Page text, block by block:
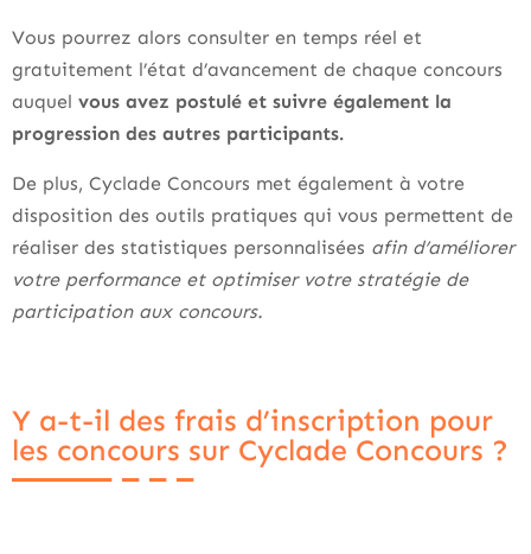
Vous pourrez alors consulter en temps réel et
gratuitement l’état d’avancement de chaque concours
auquel vous avez postulé et suivre également la
progression des autres participants.
De plus, Cyclade Concours met également à votre
disposition des outils pratiques qui vous permettent de
réaliser des statistiques personnalisées afin d’améliorer
votre performance et optimiser votre stratégie de
participation aux concours.
Y a-t-il des frais d’inscription pour
les concours sur Cyclade Concours ?